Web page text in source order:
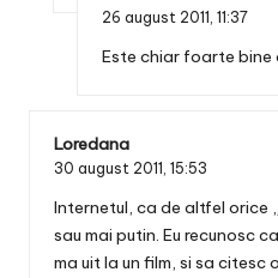
26 august 2011, 11:37
Este chiar foarte bine
Loredana
30 august 2011, 15:53
Internetul, ca de altfel orice
sau mai putin. Eu recunosc
ma uit la un film, si sa